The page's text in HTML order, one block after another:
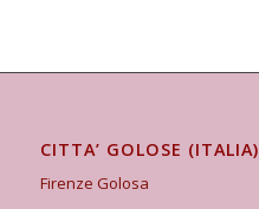
CITTA’ GOLOSE (ITALIA)
Firenze Golosa